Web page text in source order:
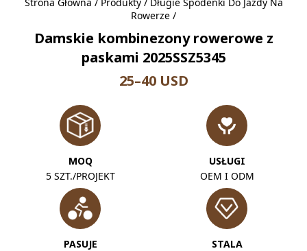
Rowerze /
Damskie kombinezony rowerowe z
paskami 2025SSZ5345
25–40 USD
MOQ
5 SZT./PROJEKT
USŁUGI
OEM I ODM
PASUJE
STALA